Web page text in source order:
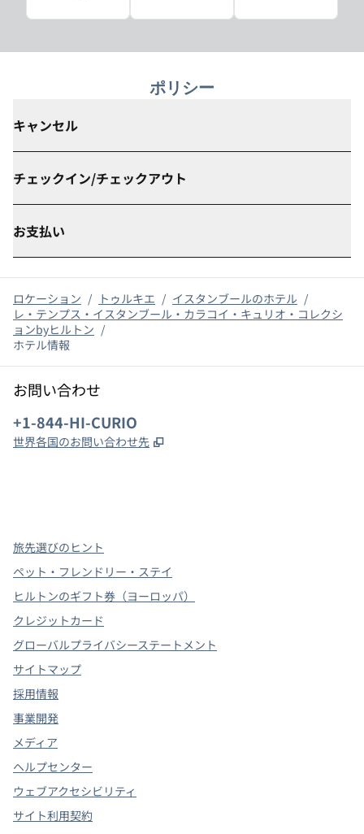
ポリシー
キャンセル
チェックイン/チェックアウト
お支払い
ロケーション / トゥルキエ / イスタンブールのホテル /
レ・テンプス・イスタンブール・カラコイ・キュリオ・コレクシ
ョンbyヒルトン /
ホテル情報
お問い合わせ
電話：
+1-844-HI-CURIO
世界各国のお問い合わせ先 ,
旅先選びのヒント
ペット・フレンドリー・ステイ
ヒルトンのギフト券（ヨーロッパ）
クレジットカード
グローバルプライバシーステートメント
サイトマップ
採用情報
事業開発
メディア
ヘルプセンター
ウェブアクセシビリティ
サイト利用契約